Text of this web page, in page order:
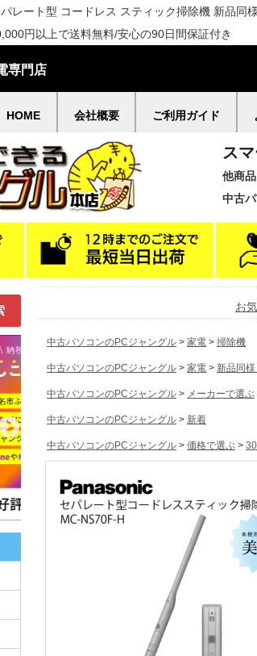
レート型 コードレス スティック掃除機 新品
円以上で送料無料/安心の90日間保証付き
専門店
HOME 会社概要 ご利用ガイド
ス
他商
中古
お
中古パソコンのPCジャングル > 家電 > 掃除機
中古パソコンのPCジャングル > 家電 > 新品同
中古パソコンのPCジャングル > メーカーで選ぶ
中古パソコンのPCジャングル > 新着
中古パソコンのPCジャングル > 価格で選ぶ >